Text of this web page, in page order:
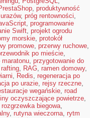
, produktywność
, próg rentowności,
, programowanie
Swift, projekt ogrodu
morskie, protokół
promowe, przerwy ruchowe,
po mieście,
maratonu, przygotowanie do
rafting, RAG, ramen domowy,
, Redis, regeneracja po
po urazie, rejsy rzeczne,
wegańskie, road
oczyszczające powietrze,
rozgrzewka biegowa,
, rutyna wieczorna, rytm